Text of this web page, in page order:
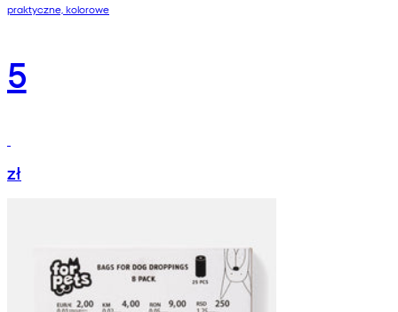
praktyczne, kolorowe
5
zł